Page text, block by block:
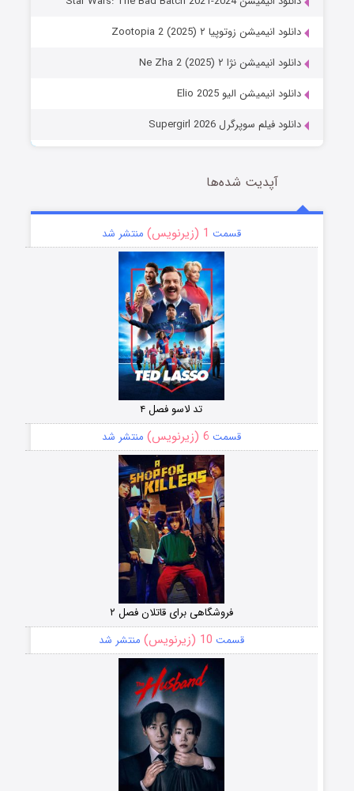
دانلود انیمیشن زوتوپیا ۲ Zootopia 2 (2025)
دانلود انیمیشن نژا ۲ Ne Zha 2 (2025)
دانلود انیمیشن الیو Elio 2025
دانلود فیلم سوپرگرل Supergirl 2026
آپدیت شده‌ها
قسمت 1 (زیرنویس) منتشر شد
تد لاسو فصل ۴
قسمت 6 (زیرنویس) منتشر شد
فروشگاهی برای قاتلان فصل ۲
قسمت 10 (زیرنویس) منتشر شد